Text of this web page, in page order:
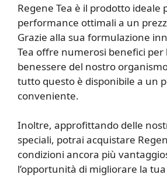
Regene Tea è il prodotto ideale
performance ottimali a un
Grazie alla sua formulazione
Tea offre numerosi benefici per
benessere del nostro
tutto questo è disponibile a un
conveniente.
Inoltre, approfittando delle
speciali, potrai acquistare
condizioni ancora più
l’opportunità di migliorare la